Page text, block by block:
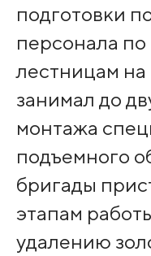
подготовки
персонала
лестницам
занимал до
монтажа
подъемного
бригады
этапам
удалению